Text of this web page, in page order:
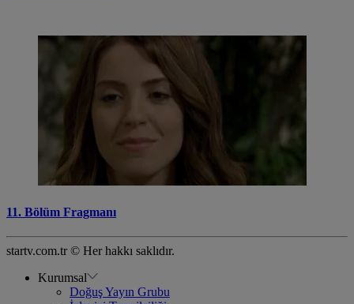
11. Bölüm Fragmanı
startv.com.tr © Her hakkı saklıdır.
Kurumsal
Doğuş Yayın Grubu